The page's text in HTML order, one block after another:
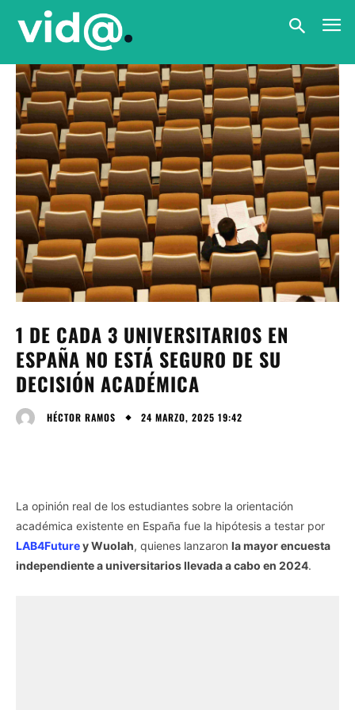
1 DE CADA 3 UNIVERSITARIOS EN
ESPAÑA NO ESTÁ SEGURO DE SU
DECISIÓN ACADÉMICA
HÉCTOR RAMOS 24 MARZO, 2025 19:42
La opinión real de los estudiantes sobre la orientación
académica existente en España fue la hipótesis a testar por
LAB4Futurey Wuolah, quienes lanzaron la mayor encuesta
independiente a universitarios llevada a cabo en 2024.